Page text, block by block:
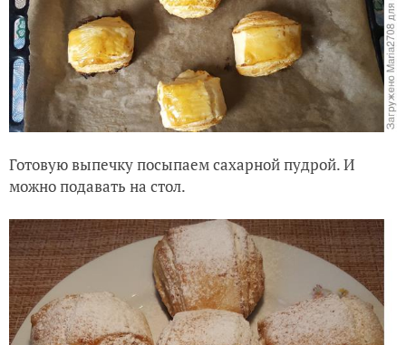
Готовую выпечку посыпаем сахарной пудрой. И
можно подавать на стол.